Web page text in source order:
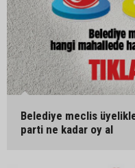
Belediye meclis
parti ne kadar oy al